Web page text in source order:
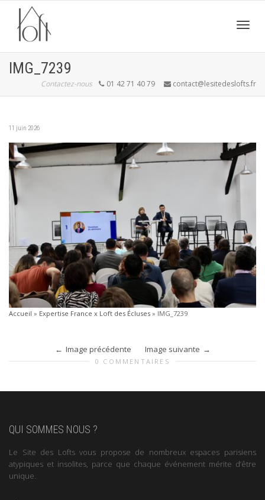
IMG_7239
Contactez-nous 01 42 71 40 79 contact@lesitedeslofts.fr
11 juin 2026
Accueil » Expertise France x Loft des Écluses » IMG_7239
Image précédente Image suivante
0 COMMENTAIRES
QUI SOMMES NOUS ?
Le Site des Lofts vous propose de nombreux espaces parisiens
atypiques et insolites, parce que chaque événement mérite d’être
unique.